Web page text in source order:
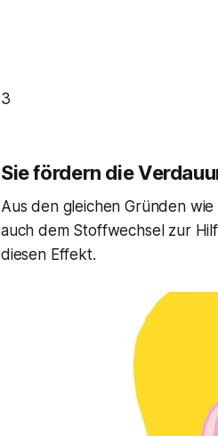
3
Sie fördern die
Aus den gleichen Gründen
auch dem Stoffwechsel zur
diesen Effekt.